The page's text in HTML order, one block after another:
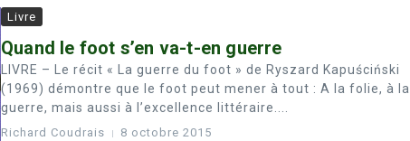
Livre
Quand le foot s’en va-t-en guerre
LIVRE – Le récit « La guerre du foot » de Ryszard Kapuściński
(1969) démontre que le foot peut mener à tout : A la folie, à la
guerre, mais aussi à l’excellence littéraire....
Richard Coudrais 8 octobre 2015